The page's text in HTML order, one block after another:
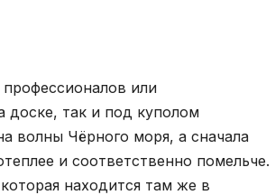
или
доске, так и под куполом
волны Чёрного моря, а сначала
и соответственно помельче.
находится там же в